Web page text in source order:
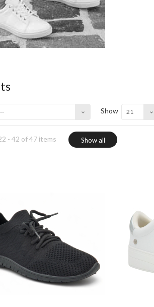
-- Show 21
- 42 of 47 items Show all